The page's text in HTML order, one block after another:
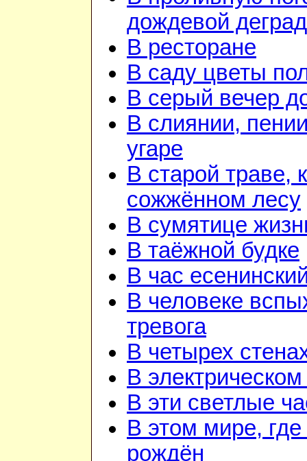
дождевой
В ресторане
В саду цветы
В серый вечер
В слиянии,
угаре
В старой траве,
сожжённом лесу
В сумятице
В таёжной будке
В час
В человеке
тревога
В четырех
В
В эти светлые
В этом мире,
рождён